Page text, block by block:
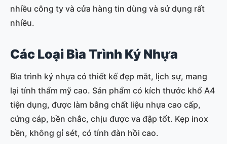
nhiều công ty và cửa hàng tin dùng và sử dụng rất
nhiều.
Các Loại Bìa Trình Ký Nhựa
Bìa trình ký nhựa có thiết kế đẹp mắt, lịch sự, mang
lại tính thẩm mỹ cao. Sản phẩm có kích thước khổ A4
tiện dụng, được làm bằng chất liệu nhựa cao cấp,
cứng cáp, bền chắc, chịu được va đập tốt. Kẹp inox
bền, không gỉ sét, có tính đàn hồi cao.